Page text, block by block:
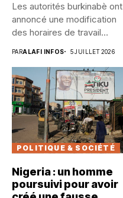
Les autorités burkinabè ont
annoncé une modification
des horaires de travail
PARALAFI INFOS 5 JUILLET 2026
POLITIQUE & SOCIÉTÉ
Nigeria : un homme
poursuivi pour avoir